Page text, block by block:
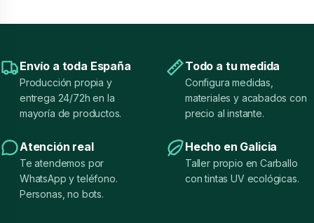
Envío a toda España
Producción propia y
entrega 24/72h en la
mayoría de productos.
Todo a tu medida
Configura medidas,
materiales y acabados con
precio al instante.
Atención real
Te atendemos por
WhatsApp y teléfono.
Personas, no bots.
Hecho en Galicia
Taller propio en Carballo
con tintas UV ecológicas.